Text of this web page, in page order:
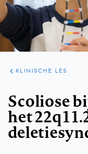
ARTIKELEN
PRAKTIJK
KLINISCHE LES
Scoliose
het